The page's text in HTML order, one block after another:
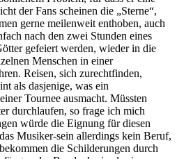
der Fans scheinen die „Sterne“,
gerne meilenweit enthoben, auch
nach den zwei Stunden eines
gefeiert werden, wieder in die
Menschen in einer
Reisen, sich zurechtfinden,
als dasjenige, was ein
Tournee ausmacht. Müssten
durchlaufen, so frage ich mich
würde die Eignung für diesen
Musiker-sein allerdings kein Beruf,
die Schilderungen durch